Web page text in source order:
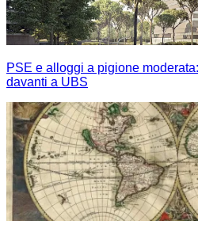
PSE e alloggi a pigione
davanti a UBS